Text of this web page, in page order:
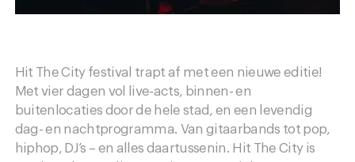
Hit The City festival trapt af met een nieuwe editie!
Met vier dagen vol live-acts, binnen- en
buitenlocaties door de hele stad, en een levendig
dag- en nachtprogramma. Van gitaarbands tot pop,
hiphop, DJ’s – en alles daartussenin. Hit The City is